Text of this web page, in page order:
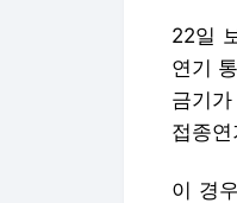
22일
연기
금기
접종
이 경